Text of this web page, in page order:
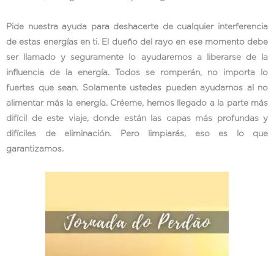
Pide nuestra ayuda para deshacerte de cualquier interferencia
de estas energías en ti. El dueño del rayo en ese momento debe
ser llamado y seguramente lo ayudaremos a liberarse de la
influencia de la energía. Todos se romperán, no importa lo
fuertes que sean. Solamente ustedes pueden ayudarnos al no
alimentar más la energía. Créeme, hemos llegado a la parte más
difícil de este viaje, donde están las capas más profundas y
difíciles de eliminación. Pero limpiarás, eso es lo que
garantizamos.